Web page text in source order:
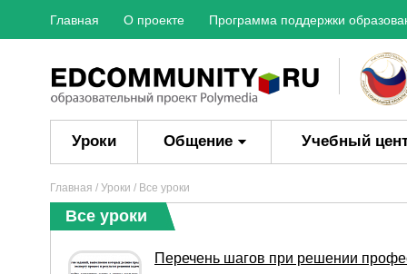
Главная О проекте Программа поддержки
Уроки Общение Учебный
Главная / Уроки / Все уроки
Все уроки
Перечень шагов при решении